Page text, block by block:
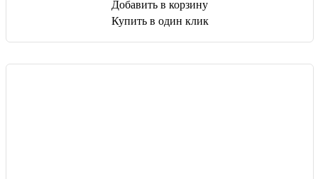
Добавить в корзину
Купить в один клик